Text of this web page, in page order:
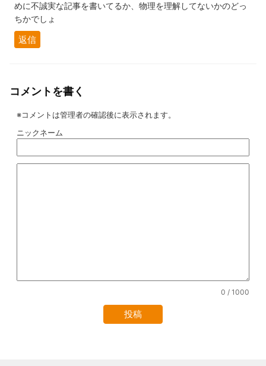
めに不誠実な記事を書いてるか、物理を理解してないかのどっ
ちかでしょ
返信
コメントを書く
※コメントは管理者の確認後に表示されます。
ニックネーム
0 / 1000